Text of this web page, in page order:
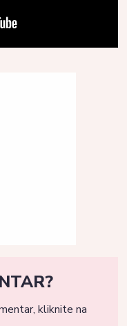
kliknite na